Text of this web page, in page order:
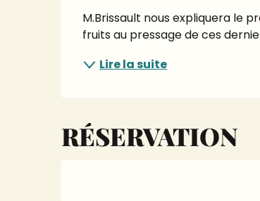
M.Brissault nous expliquera le
fruits au pressage de ces
Lire la suite
RÉSERVATION